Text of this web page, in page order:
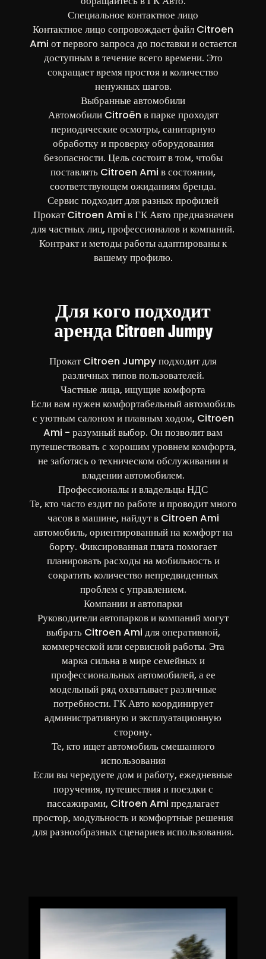
Специальное контактное лицо
Контактное лицо сопровождает файл Citroen
Ami от первого запроса до поставки и остается
доступным в течение всего времени. Это
сокращает время простоя и количество
ненужных шагов.
Выбранные автомобили
Автомобили Citroën в парке проходят
периодические осмотры, санитарную
обработку и проверку оборудования
безопасности. Цель состоит в том, чтобы
поставлять Citroen Ami в состоянии,
соответствующем ожиданиям бренда.
Сервис подходит для разных профилей
Прокат Citroen Ami в ГК Авто предназначен
для частных лиц, профессионалов и компаний.
Контракт и методы работы адаптированы к
вашему профилю.
Для кого подходит
аренда Citroen Jumpy
Прокат Citroen Jumpy подходит для
различных типов пользователей.
Частные лица, ищущие комфорта
Если вам нужен комфортабельный автомобиль
с уютным салоном и плавным ходом, Citroen
Ami - разумный выбор. Он позволит вам
путешествовать с хорошим уровнем комфорта,
не заботясь о техническом обслуживании и
владении автомобилем.
Профессионалы и владельцы НДС
Те, кто часто ездит по работе и проводит много
часов в машине, найдут в Citroen Ami
автомобиль, ориентированный на комфорт на
борту. Фиксированная плата помогает
планировать расходы на мобильность и
сократить количество непредвиденных
проблем с управлением.
Компании и автопарки
Руководители автопарков и компаний могут
выбрать Citroen Ami для оперативной,
коммерческой или сервисной работы. Эта
марка сильна в мире семейных и
профессиональных автомобилей, а ее
модельный ряд охватывает различные
потребности. ГК Авто координирует
административную и эксплуатационную
сторону.
Те, кто ищет автомобиль смешанного
использования
Если вы чередуете дом и работу, ежедневные
поручения, путешествия и поездки с
пассажирами, Citroen Ami предлагает
простор, модульность и комфортные решения
для разнообразных сценариев использования.